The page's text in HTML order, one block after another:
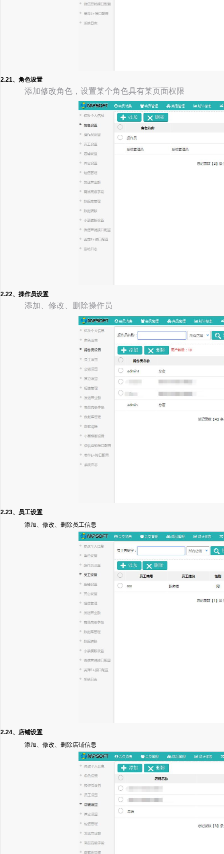
2.21、角色设置
添加修改角色，设置某个角色具有某页面权限
2.22、操作员设置
添加、修改、删除操作员
2.23、员工设置
添加、修改、删除员工信息
2.24、店铺设置
添加、修改、删除店铺信息